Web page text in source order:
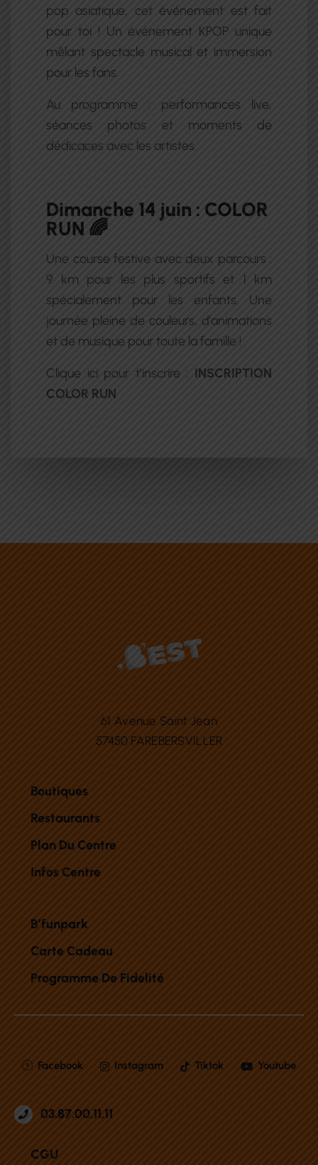
pop asiatique, cet événement est fait
pour toi ! Un événement KPOP unique
mêlant spectacle musical et immersion
pour les fans.
Au programme : performances live,
séances photos et moments de
dédicaces avec les artistes.
Dimanche 14 juin : COLOR
RUN 🌈
Une course festive avec deux parcours :
9 km pour les plus sportifs et 1 km
spécialement pour les enfants. Une
journée pleine de couleurs, d’animations
et de musique pour toute la famille !
Clique ici pour t’inscrire : INSCRIPTION
COLOR RUN
61 Avenue Saint Jean
57450 FAREBERSVILLER
Boutiques
Restaurants
Plan Du Centre
Infos Centre
B’funpark
Carte Cadeau
Programme De Fidelité
Facebook Instagram Tiktok Youtube
03.87.00.11.11
CGU